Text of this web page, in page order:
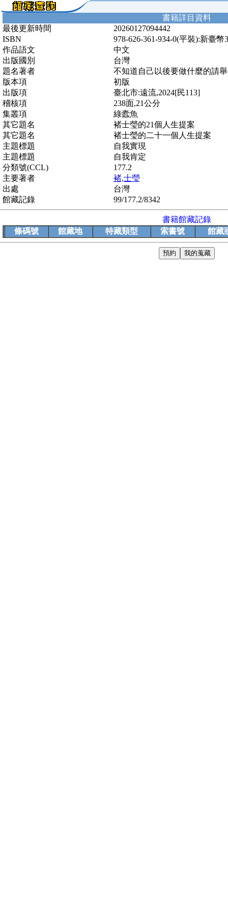
書籍詳目資料
最後更新時間
20260127094442
ISBN
978-626-361-934-0(平裝):新臺幣
作品語文
中文
出版國別
台灣
題名著者
不知道自己以後要做什麼的請
版本項
初版
出版項
臺北市:遠流,2024[民113]
稽核項
238面,21公分
集叢項
綠蠹魚
其它題名
褚士瑩的21個人生提案
其它題名
褚士瑩的二十一個人生提案
主題標題
自我實現
主題標題
自我肯定
分類號(CCL)
177.2
主要著者
褚,士瑩
出處
台灣
館藏記錄
99/177.2/8342
書籍館藏記錄
條碼號
館藏地 特藏類型 索書號 館藏